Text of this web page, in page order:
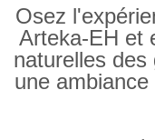
Osez
Arteka-EH et
naturelles des
une